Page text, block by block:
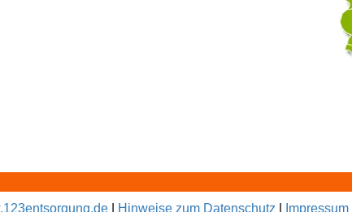
| Hinweise zum Datenschutz Impressum|